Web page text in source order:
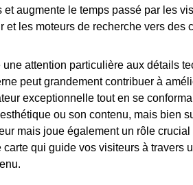
augmente le temps passé par les
les moteurs de recherche vers des
attention particulière aux détails
peut grandement contribuer à
exceptionnelle tout en se
ou son contenu, mais bien
mais joue également un rôle
qui guide vos visiteurs à travers